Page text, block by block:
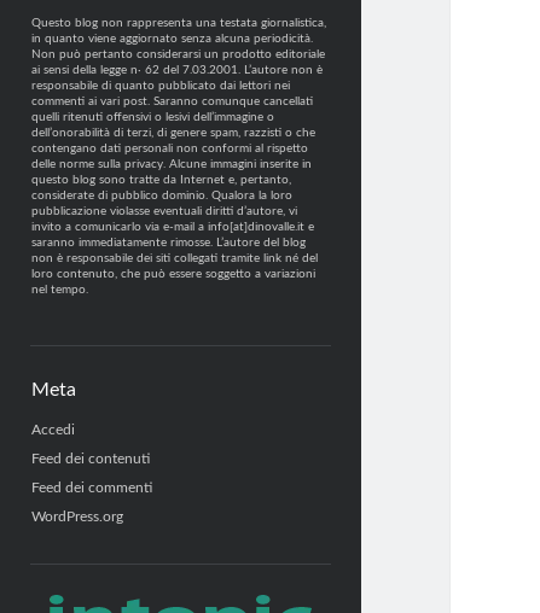
Questo blog non rappresenta una testata giornalistica,
in quanto viene aggiornato senza alcuna periodicità.
Non può pertanto considerarsi un prodotto editoriale
ai sensi della legge n· 62 del 7.03.2001. L’autore non è
responsabile di quanto pubblicato dai lettori nei
commenti ai vari post. Saranno comunque cancellati
quelli ritenuti offensivi o lesivi dell’immagine o
dell’onorabilità di terzi, di genere spam, razzisti o che
contengano dati personali non conformi al rispetto
delle norme sulla privacy. Alcune immagini inserite in
questo blog sono tratte da Internet e, pertanto,
considerate di pubblico dominio. Qualora la loro
pubblicazione violasse eventuali diritti d’autore, vi
invito a comunicarlo via e-mail a info[at]dinovalle.it e
saranno immediatamente rimosse. L’autore del blog
non è responsabile dei siti collegati tramite link né del
loro contenuto, che può essere soggetto a variazioni
nel tempo.
Meta
Accedi
Feed dei contenuti
Feed dei commenti
WordPress.org